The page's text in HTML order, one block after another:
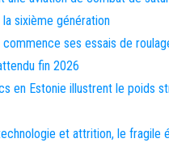
sixième génération
ses essais de
fin 2026
en Estonie illustrent le poids
et attrition, le fragile